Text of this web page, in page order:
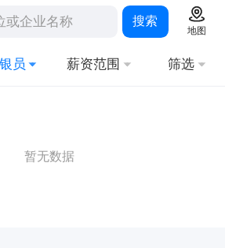
搜索
地图
员 薪资范围 筛选
暂无数据